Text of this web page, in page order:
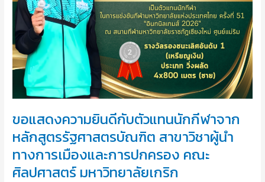
ปทุมธานี
ณ
ห้อง
ประชุม
องค์การ
บริหาร
ส่วน
คู
บาง
หลวง
ขอแสดงความยินดีกับตัวแทนนักกีฬาจาก
หลักสูตรรัฐศาสตรบัณฑิต สาขาวิชาผู้นำ
ทางการเมืองและการปกครอง คณะ
ศิลปศาสตร์ มหาวิทยาลัยเกริก
หลักสูตร
รัฐ
ศาสตร
บัณฑิต
สาขา
วิชา
ผู้นำ
ทางการ
และ
การ
ปกครอง
คณะ
ศิลปศาสตร์